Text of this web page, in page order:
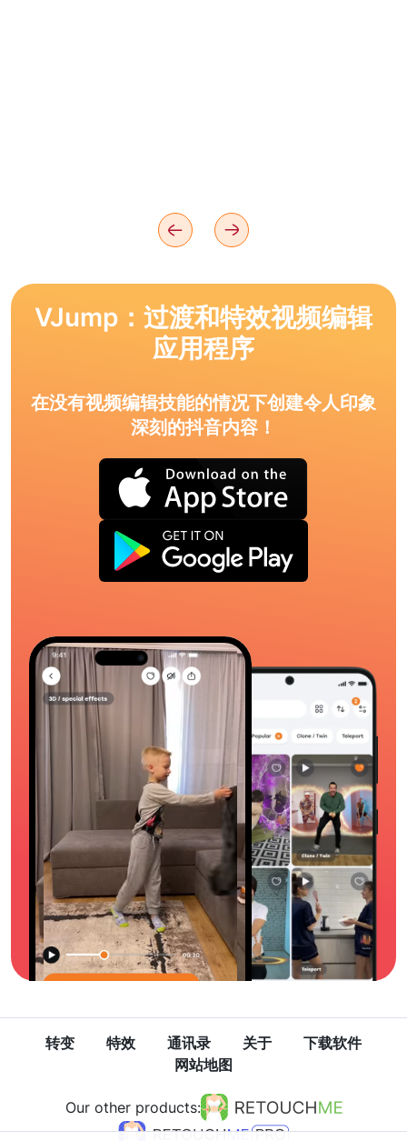
VJump：过渡和特效视频编辑
应用程序
在没有视频编辑技能的情况下创建令人印象
深刻的抖音内容！
转变 特效 通讯录 关于
下载软件
网站地图
Our other products: